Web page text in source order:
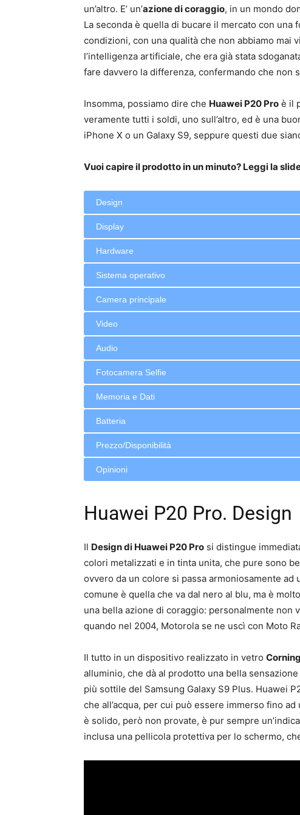
un’altro. E’ un’azione di coraggio, in un mondo
La seconda è quella di bucare il mercato con
condizioni, con una qualità che non abbiamo mai
l’intelligenza artificiale, che era già stata
fare davvero la differenza, confermando che non
Insomma, possiamo dire che Huawei P20 Pro è il
veramente tutti i soldi, uno sull’altro, ed è una
iPhone X o un Galaxy S9, seppure questi due
Vuoi capire il prodotto in un minuto? Leggi la
Design
Display
Hardware
Sistema operativo
Camera principale
Video
Audio
Fotocamera Selfie
Memoria e Dati
Batteria
Prezzo/Disponibilità
Opinioni
Huawei P20 Pro. Design
Il Design di Huawei P20 Pro si distingue
colori metalizzati e in tinta unita, che pure sono
ovvero da un colore si passa armoniosamente
comune è quella che va dal nero al blu, ma è
una bella azione di coraggio: personalmente non
quando nel 2004, Motorola se ne uscì con Moto
Il tutto in un dispositivo realizzato in vetro
alluminio, che dà al prodotto una bella
più sottile del Samsung Galaxy S9 Plus. Huawei
che all’acqua, per cui può essere immerso fino
è solido, però non provate, è pur sempre
inclusa una pellicola protettiva per lo schermo,